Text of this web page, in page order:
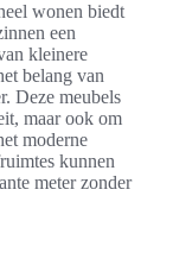
wonen biedt
een
kleinere
belang van
Deze meubels
maar ook om
moderne
kunnen
meter zonder